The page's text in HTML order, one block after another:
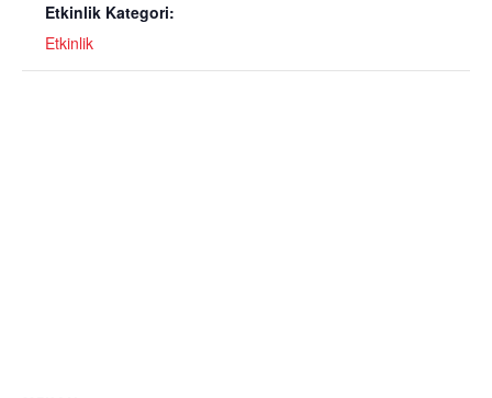
Etkinlik Kategori:
Etkinlik